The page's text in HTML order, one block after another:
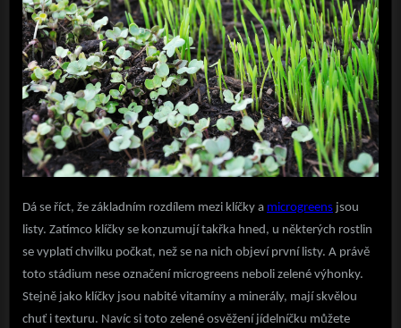
Dá se říct, že základním rozdílem mezi klíčky a microgreens jsou
listy. Zatímco klíčky se konzumují takřka hned, u některých rostlin
se vyplatí chvilku počkat, než se na nich objeví první listy. A právě
toto stádium nese označení microgreens neboli zelené výhonky.
Stejně jako klíčky jsou nabité vitamíny a minerály, mají skvělou
chuť i texturu. Navíc si toto zelené osvěžení jídelníčku můžete